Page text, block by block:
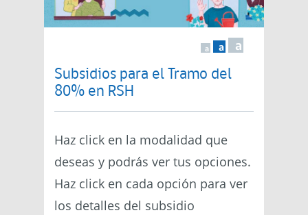
a a a
Subsidios para el Tramo del
80% en RSH
Haz click en la modalidad que
deseas y podrás ver tus opciones.
Haz click en cada opción para ver
los detalles del subsidio